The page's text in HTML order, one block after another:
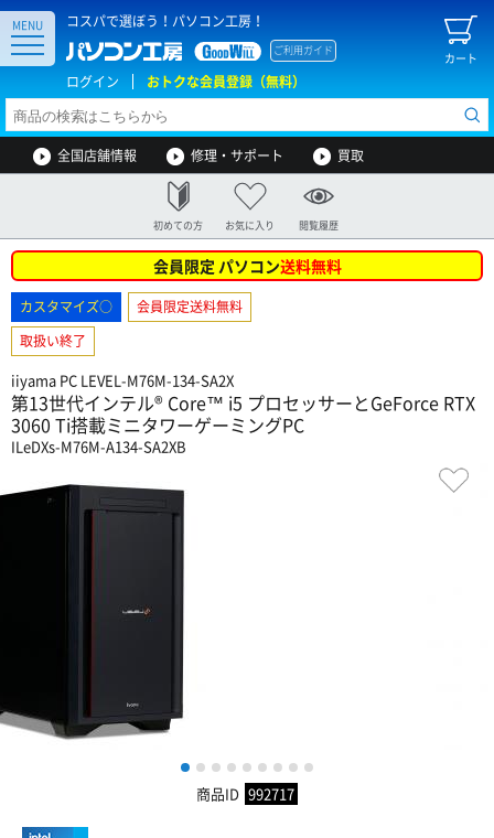
コスパで選ぼう！パソコン工房！
カート
ご利用ガイド
ログイン おトクな会員登録（無料）
MENU
全国店舗情報 修理・サポート 買取
初めての方 お気に入り 閲覧履歴
会員限定 パソコン送料無料
カスタマイズ○
会員限定送料無料
取扱い終了
iiyama PC LEVEL-M76M-134-SA2X
第13世代インテル® Core™ i5 プロセッサーとGeForce RTX
3060 Ti搭載ミニタワーゲーミングPC
ILeDXs-M76M-A134-SA2XB
1 2 3 4 5 6 7 8
商品ID 992717